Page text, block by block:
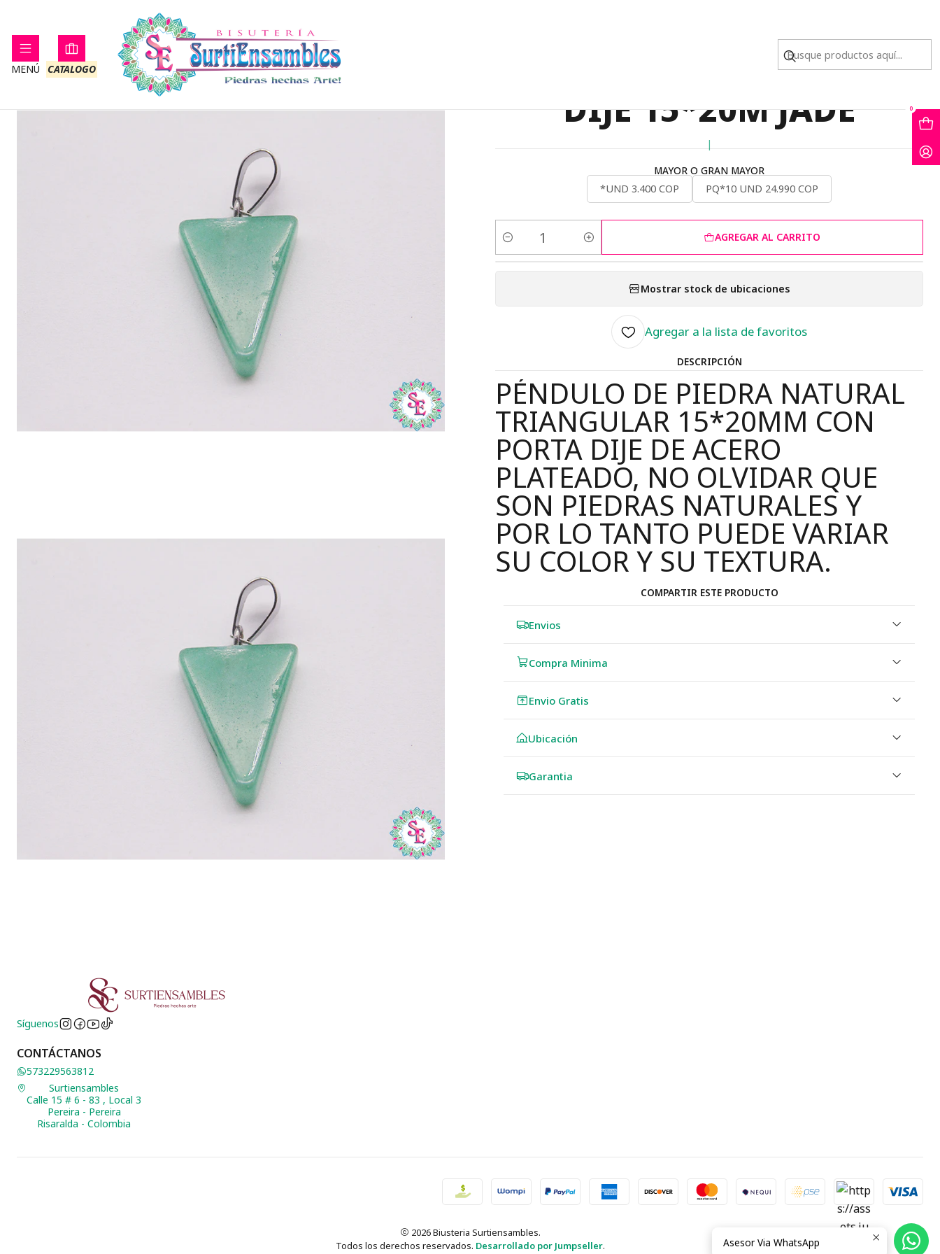
MENÚ CATALOGO
0
PIEDRA NATURAL PUNTA
DIJE 15*20M JADE
|
MAYOR O GRAN MAYOR
*UND 3.400 COP
PQ*10 UND 24.990 COP
Cantidad
AGREGAR AL CARRITO
Mostrar stock de ubicaciones
Agregar a la lista de favoritos
DESCRIPCIÓN
PÉNDULO DE PIEDRA NATURAL
TRIANGULAR 15*20MM CON
PORTA DIJE DE ACERO
PLATEADO, NO OLVIDAR QUE
SON PIEDRAS NATURALES Y
POR LO TANTO PUEDE VARIAR
SU COLOR Y SU TEXTURA.
COMPARTIR ESTE PRODUCTO
Envios
Compra Minima
Envio Gratis
Ubicación
Garantia
Síguenos
CONTÁCTANOS
573229563812
Surtiensambles
Calle 15 # 6 - 83 , Local 3
Pereira - Pereira
Risaralda - Colombia
2026 Biusteria Surtiensambles.
Todos los derechos reservados. Desarrollado por Jumpseller. Asesor Via WhatsApp